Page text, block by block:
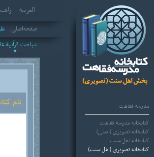
مدرسه فقاهت
کتابخانه مدرسه فقاهت
کتابخانه تصویری (اصلی)
کتابخانه اهل سنت
کتابخانه تصویری (اهل سنت)
العربیة
صفحه‌اصلی
مباحث قرآنية
نام